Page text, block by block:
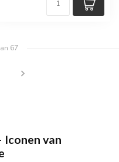
67
van